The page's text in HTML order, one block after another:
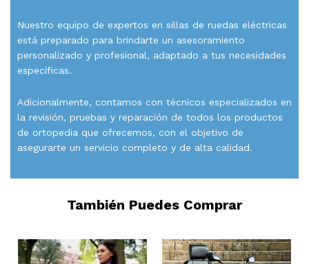
Nuestro equipo de expertos en sillas de ruedas eléctricas
está preparado para brindarte un asesoramiento
personalizado y profesional, adaptado a tus necesidades
específicas.
Adicionalmente, contamos con técnicos especializados en
la revisión, pruebas y reparación de todos los productos
de ortopedia que ofrecemos, con el objetivo de
asegurarte un servicio completo y de alta calidad.
También Puedes Comprar